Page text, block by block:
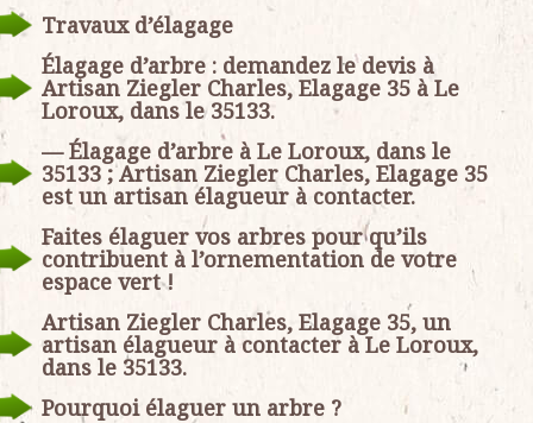
Travaux d’élagage
Élagage d’arbre : demandez le devis à
Artisan Ziegler Charles, Elagage 35 à Le
Loroux, dans le 35133.
— Élagage d’arbre à Le Loroux, dans le
35133 ; Artisan Ziegler Charles, Elagage 35
est un artisan élagueur à contacter.
Faites élaguer vos arbres pour qu’ils
contribuent à l’ornementation de votre
espace vert !
Artisan Ziegler Charles, Elagage 35, un
artisan élagueur à contacter à Le Loroux,
dans le 35133.
Pourquoi élaguer un arbre ?